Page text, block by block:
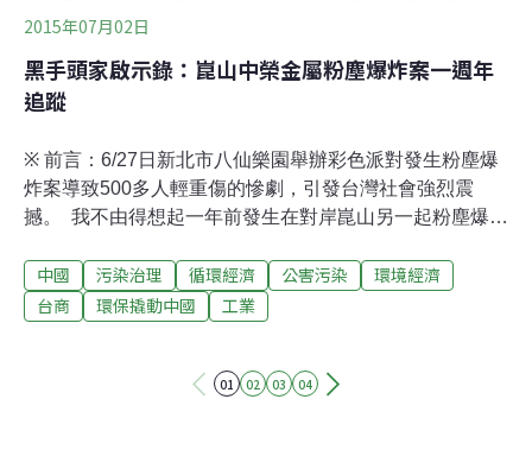
2015年07月02日
黑手頭家啟示錄：崑山中榮金屬粉塵爆炸案一週年
追蹤
※ 前言：6/27日新北市八仙樂園舉辦彩色派對發生粉塵爆
炸案導致500多人輕重傷的慘劇，引發台灣社會強烈震
撼。 我不由得想起一年前發生在對岸崑山另一起粉塵爆炸
導當中，除了報導工廠負責人是台商之外，其實並沒有追
究細節，大多數人對於數百人死傷的悲劇，仍舊無感。上
承受極大痛苦，而且根據官方調查，連同醫療康復過程，
中國 污染治理 循環經濟 公害污染
環境經濟
台商
環保撬動中國 工業
01 02 03 04